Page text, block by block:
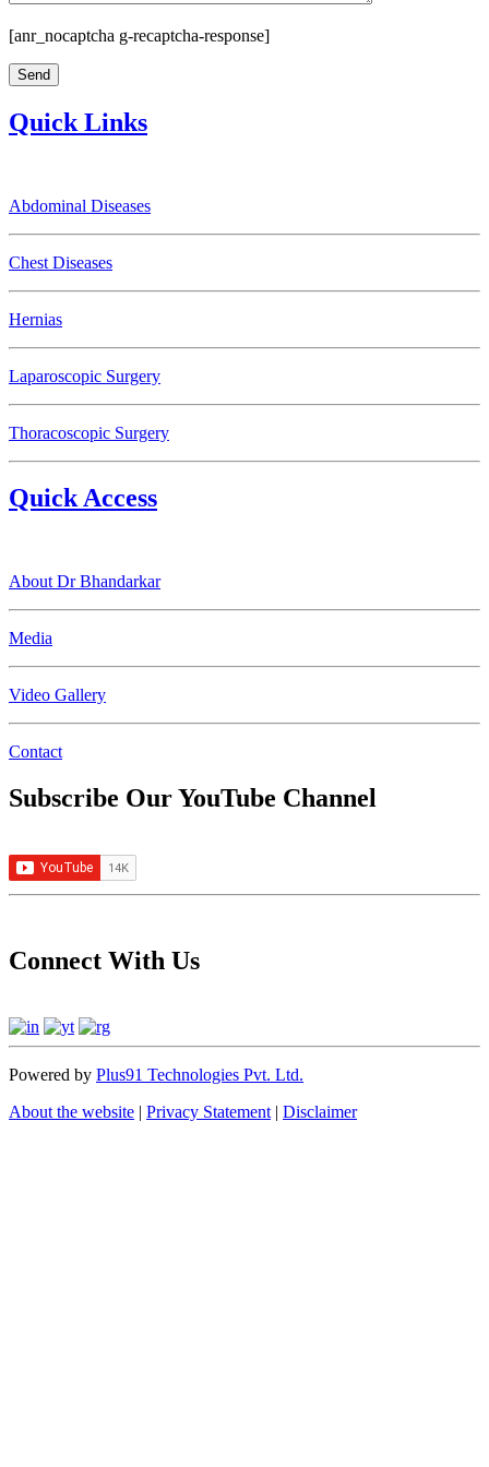
[anr_nocaptcha g-recaptcha-response]
Quick Links
Abdominal Diseases
Chest Diseases
Hernias
Laparoscopic Surgery
Thoracoscopic Surgery
Quick Access
About Dr Bhandarkar
Media
Video Gallery
Contact
Subscribe Our YouTube Channel
Connect With Us
Powered by Plus91 Technologies Pvt. Ltd.
About the website | Privacy Statement | Disclaimer